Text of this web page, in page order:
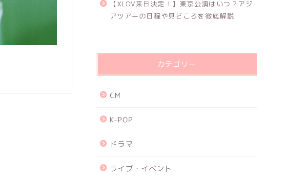
【XLOV来日決定！】東京公演はいつ？アジ
アツアーの日程や見どころを徹底解説
カテゴリー
CM
K-POP
ドラマ
ライブ・イベント